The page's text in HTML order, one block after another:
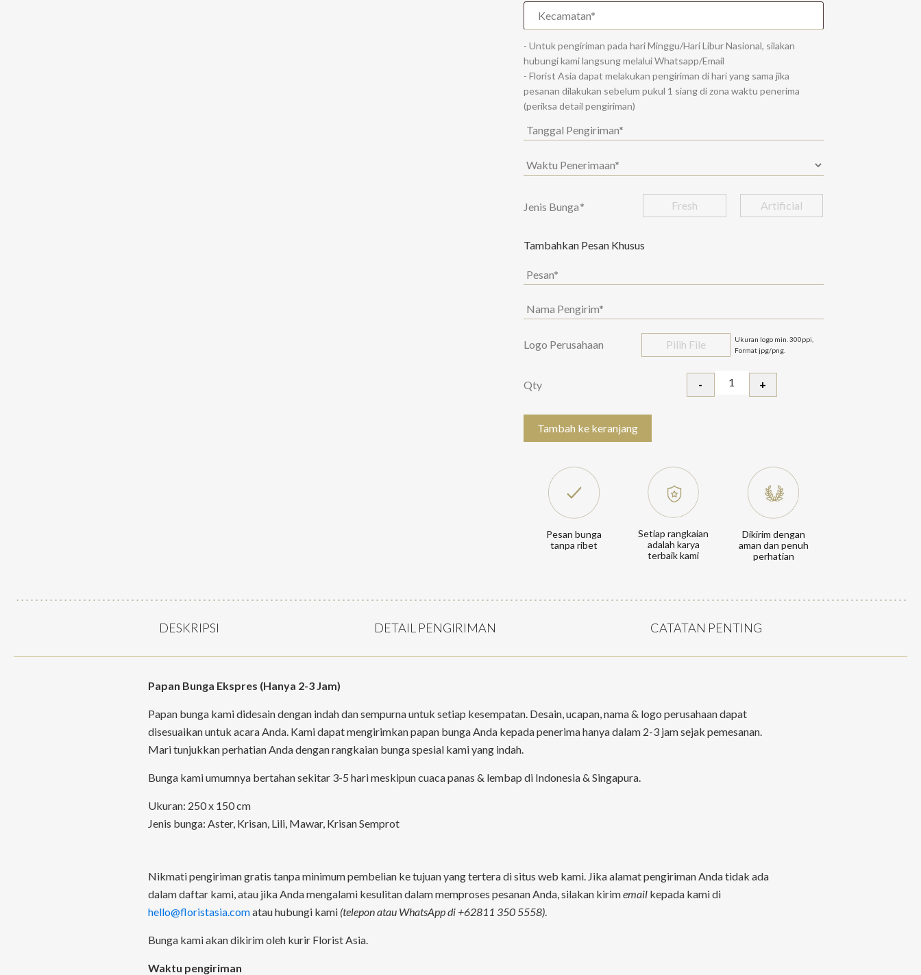
- Untuk pengiriman pada hari Minggu/Hari Libur Nasional, silakan
hubungi kami langsung melalui Whatsapp/Email
- Florist Asia dapat melakukan pengiriman di hari yang sama jika
pesanan dilakukan sebelum pukul 1 siang di zona waktu penerima
(periksa detail pengiriman)
Jenis Bunga* Fresh Artificial
Tambahkan Pesan Khusus
Logo Perusahaan Pilih File
Ukuran logo min. 300ppi,
Format jpg/png.
Qty
Kuantitas Board C-3B (Custom
- +
Tambah ke keranjang
Pesan bunga
tanpa ribet
Setiap rangkaian
adalah karya
terbaik kami
Dikirim dengan
aman dan penuh
perhatian
DESKRIPSI DETAIL PENGIRIMAN CATATAN PENTING
Papan Bunga Ekspres (Hanya 2-3 Jam)
Papan bunga kami didesain dengan indah dan sempurna untuk setiap kesempatan. Desain, ucapan, nama & logo perusahaan dapat
disesuaikan untuk acara Anda. Kami dapat mengirimkan papan bunga Anda kepada penerima hanya dalam 2-3 jam sejak pemesanan.
Mari tunjukkan perhatian Anda dengan rangkaian bunga spesial kami yang indah.
Bunga kami umumnya bertahan sekitar 3-5 hari meskipun cuaca panas & lembap di Indonesia & Singapura.
Ukuran: 250 x 150 cm
Jenis bunga: Aster, Krisan, Lili, Mawar, Krisan Semprot
Nikmati pengiriman gratis tanpa minimum pembelian ke tujuan yang tertera di situs web kami. Jika alamat pengiriman Anda tidak ada
dalam daftar kami, atau jika Anda mengalami kesulitan dalam memproses pesanan Anda, silakan kirimemailkepada kami di
hello@floristasia.comatau hubungi kami (telepon atau WhatsApp di +62811 350 5558).
Bunga kami akan dikirim oleh kurir Florist Asia.
Waktu pengiriman